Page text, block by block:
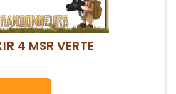
4 MSR VERTE